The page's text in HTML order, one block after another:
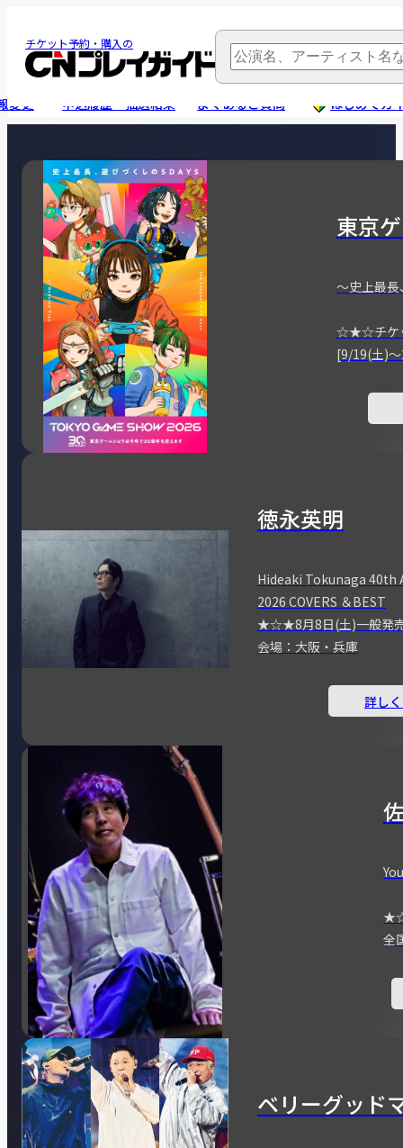
チケット予約・購入の
変更 申込履歴・抽選結果 よくあるご質問 はじめてガ
東京
～史上最長
☆★☆チケ
[9/19(土)
徳永英明
Hideaki Tokunaga 40th
2026 COVERS ＆BEST
★☆★8月8日(土)一般
会場：大阪・兵庫
詳し
全
ベリーグッド